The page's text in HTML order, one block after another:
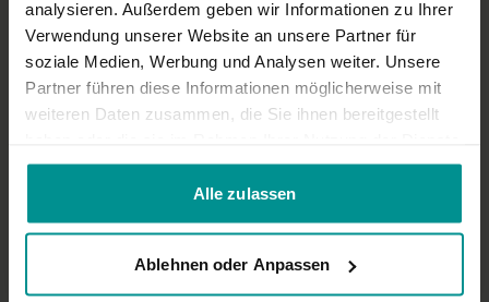
analysieren. Außerdem geben wir Informationen zu Ihrer
Verwendung unserer Website an unsere Partner für
soziale Medien, Werbung und Analysen weiter. Unsere
Partner führen diese Informationen möglicherweise mit
weiteren Daten zusammen, die Sie ihnen bereitgestellt
gesammelt haben.
Alle zulassen
Ablehnen oder Anpassen
Ähnliche Videos
03:32